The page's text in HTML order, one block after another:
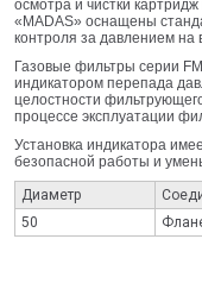
осмотра и чистки
«MADAS» оснащены
контроля за давлением на
Газовые фильтры серии
индикатором перепада
целостности
процессе эксплуатации
Установка индикатора
безопасной работы и
Диаметр
50